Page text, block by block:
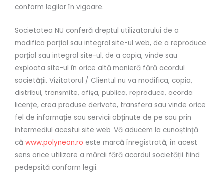
conform legilor în vigoare.
Societatea NU conferă dreptul utilizatorului de a
modifica parțial sau integral site-ul web, de a reproduce
parțial sau integral site-ul, de a copia, vinde sau
exploata site-ul în orice altă manieră fără acordul
societății. Vizitatorul / Clientul nu va modifica, copia,
distribui, transmite, afișa, publica, reproduce, acorda
licențe, crea produse derivate, transfera sau vinde orice
fel de informație sau servicii obținute de pe sau prin
intermediul acestui site web. Vă aducem la cunoștință
că www.polyneon.ro este marcă înregistrată, în acest
sens orice utilizare a mărcii fără acordul societății fiind
pedepsită conform legii.